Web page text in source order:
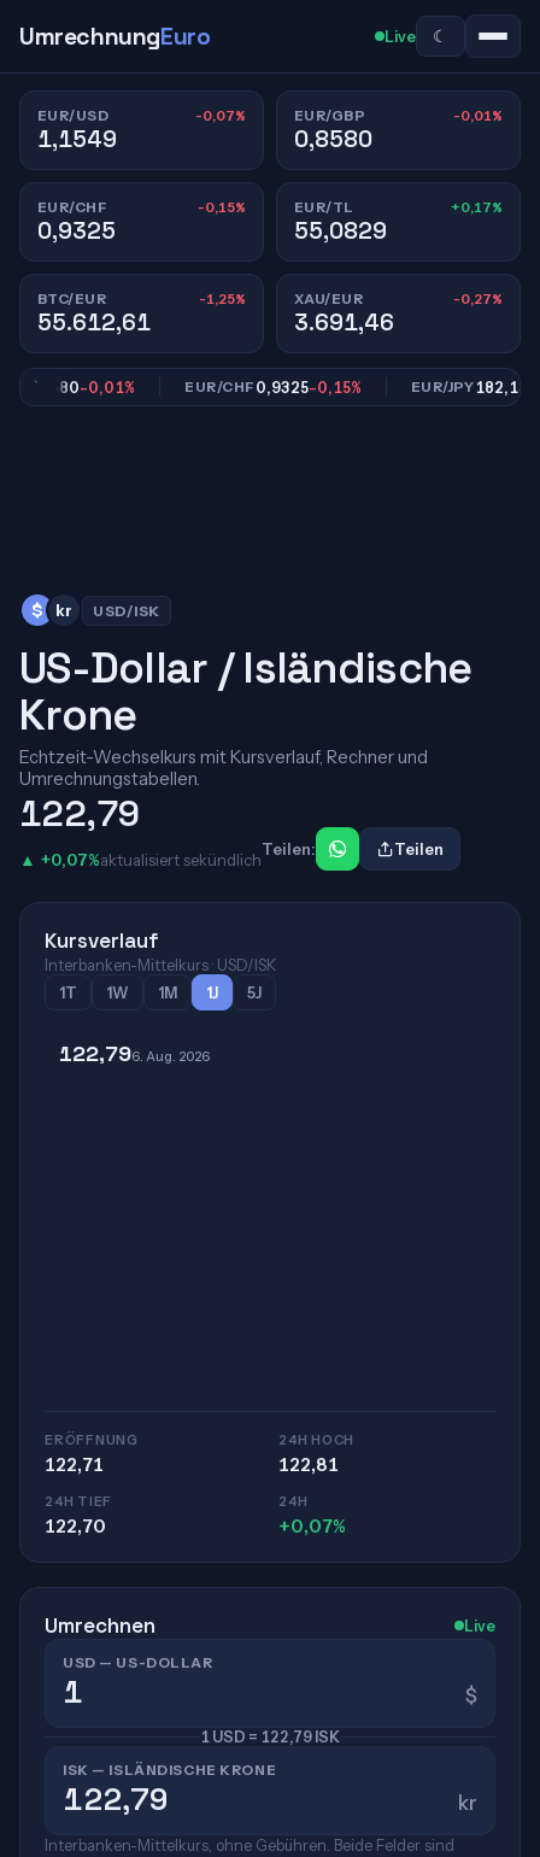
UmrechnungEuro Live ☾
EUR/USD -0,07%
1,1549
EUR/GBP -0,01%
0,8580
EUR/CHF -0,15%
0,9325
EUR/TL +0,17%
55,0829
BTC/EUR -1,25%
55.612,61
XAU/EUR -0,27%
3.691,46
0,8580 -0,01% EUR/CHF0,9325-0,15% EUR/JPY182,15-
$ kr USD/ISK
US-Dollar / Isländische
Krone
Echtzeit-Wechselkurs mit Kursverlauf, Rechner und
Umrechnungstabellen.
122,79
▲ +0,07%aktualisiert sekündlich
Teilen: Teilen
Kursverlauf
Interbanken-Mittelkurs · USD/ISK
1T
1W 1M 1J 5J
122,796. Aug. 2026
ERÖFFNUNG
122,71
24H HOCH
122,81
24H TIEF
122,70
24H
+0,07%
Umrechnen Live
USD — US-DOLLAR
$
1 USD = 122,79 ISK
ISK — ISLÄNDISCHE KRONE
kr
Interbanken-Mittelkurs, ohne Gebühren. Beide Felder sind